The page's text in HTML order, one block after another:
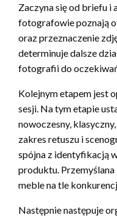
Zaczyna się od briefu
fotografowie poznają
oraz przeznaczenie
determinuje dalsze
fotografii do
Kolejnym etapem jest
sesji. Na tym etapie
nowoczesny,
zakres retuszu i
spójna z identyfikacją
produktu.
meble na tle
Następnie następuje